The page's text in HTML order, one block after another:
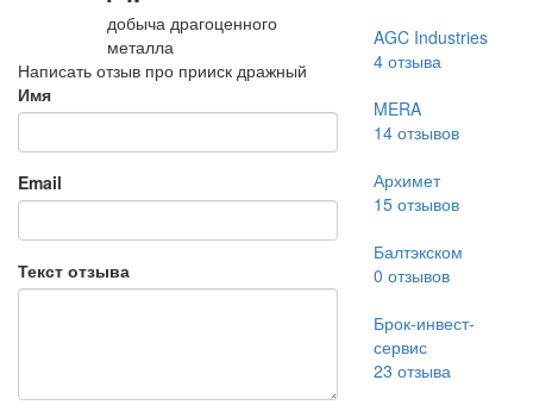
добыча драгоценного
металла
Написать отзыв про прииск дражный
Имя
Email
Текст отзыва
AGC Industries
4отзыва
MERA
14отзывов
Архимет
15отзывов
Балтэкском
0 отзывов
Брок-инвест-
сервис
23 отзыва